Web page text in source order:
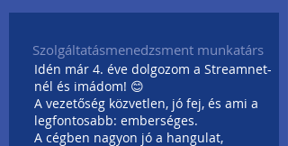
Szolgáltatásmenedzsment munkatárs
Idén már 4. éve dolgozom a Streamnet-
nél és imádom! 😊
A vezetőség közvetlen, jó fej, és ami a
legfontosabb: emberséges.
A cégben nagyon jó a hangulat,